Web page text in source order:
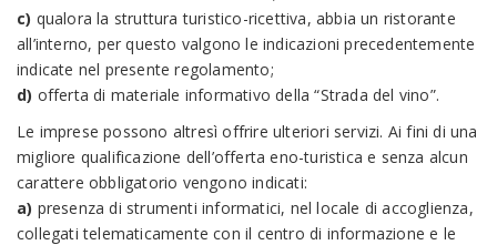
c) qualora la struttura turistico-ricettiva, abbia un ristorante
all’interno, per questo valgono le indicazioni precedentemente
indicate nel presente regolamento;
d) offerta di materiale informativo della “Strada del vino”.
Le imprese possono altresì offrire ulteriori servizi. Ai fini di una
migliore qualificazione dell’offerta eno-turistica e senza alcun
carattere obbligatorio vengono indicati:
a) presenza di strumenti informatici, nel locale di accoglienza,
collegati telematicamente con il centro di informazione e le